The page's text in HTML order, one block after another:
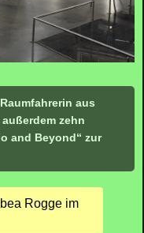
aus
zehn
and Beyond“ zur
Rogge im